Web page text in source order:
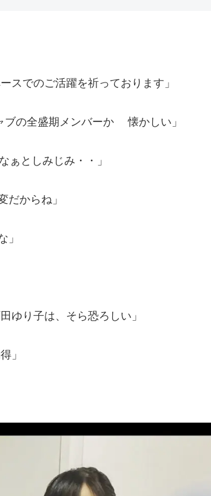
スでのご活躍を祈っております」
ブの全盛期メンバーか 懐かしい」
ぁとしみじみ・・」
だからね」
」
ゆり子は、そら恐ろしい」
」